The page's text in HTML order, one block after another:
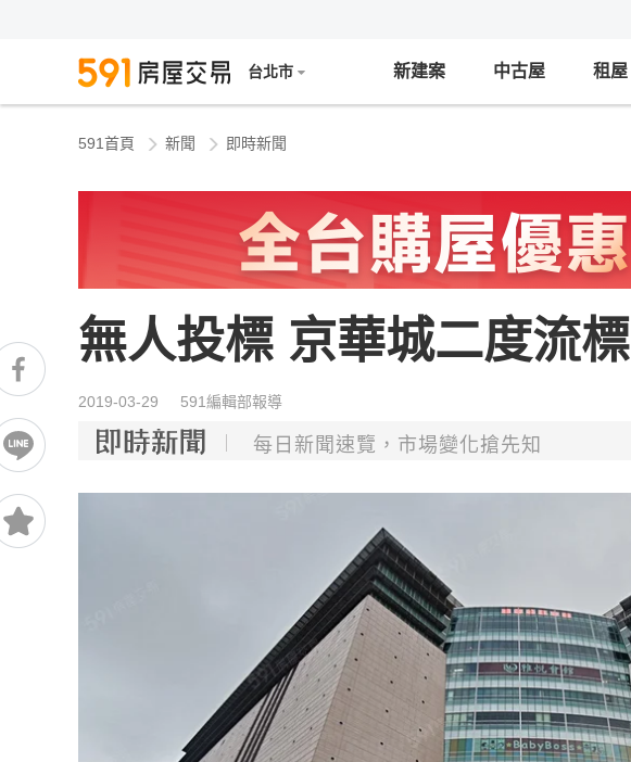
台北市 新建案 中古屋 租屋
591首頁 新聞 即時新聞
無人投標 京華城二度流標
2019-03-29 591編輯部報導
每日新聞速覽，市場變化搶先知